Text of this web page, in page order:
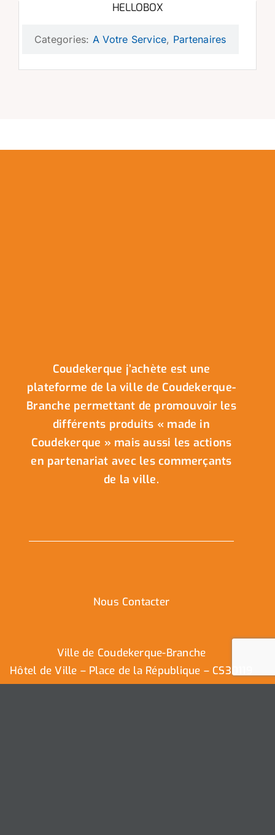
HELLOBOX
Categories: A Votre Service, Partenaires
Coudekerque j’achète est une
plateforme de la ville de Coudekerque-
Branche permettant de promouvoir les
différents produits « made in
Coudekerque » mais aussi les actions
en partenariat avec les commerçants
de la ville.
Nous Contacter
Ville de Coudekerque-Branche
Hôtel de Ville – Place de la République – CS30119
59411 Coudekerque-Branche Cedex